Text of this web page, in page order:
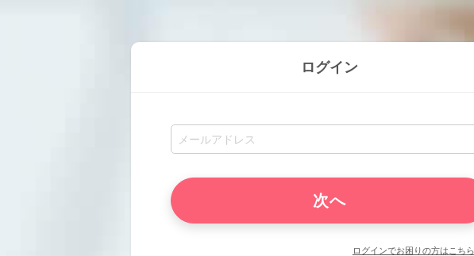
ログイン
ログインでお困りの方はこちら